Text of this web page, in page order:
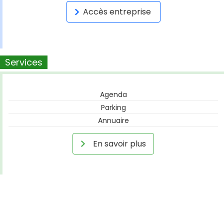
Accès entreprise
Services
Agenda
Parking
Annuaire
En savoir plus